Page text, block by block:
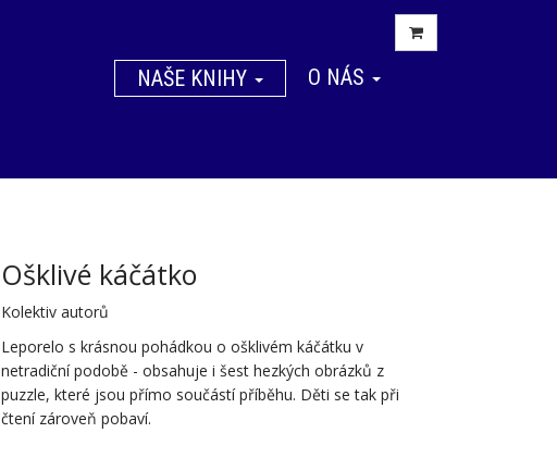
NAŠE KNIHY O NÁS
Ošklivé káčátko
Kolektiv autorů
Leporelo s krásnou pohádkou o ošklivém káčátku v
netradiční podobě - obsahuje i šest hezkých obrázků z
puzzle, které jsou přímo součástí příběhu. Děti se tak při
čtení zároveň pobaví.